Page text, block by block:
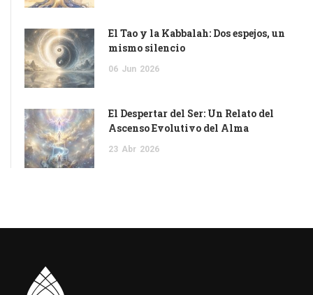
El Tao y la Kabbalah: Dos espejos, un
mismo silencio
06 Jun 2026
El Despertar del Ser: Un Relato del
Ascenso Evolutivo del Alma
23 Abr 2026